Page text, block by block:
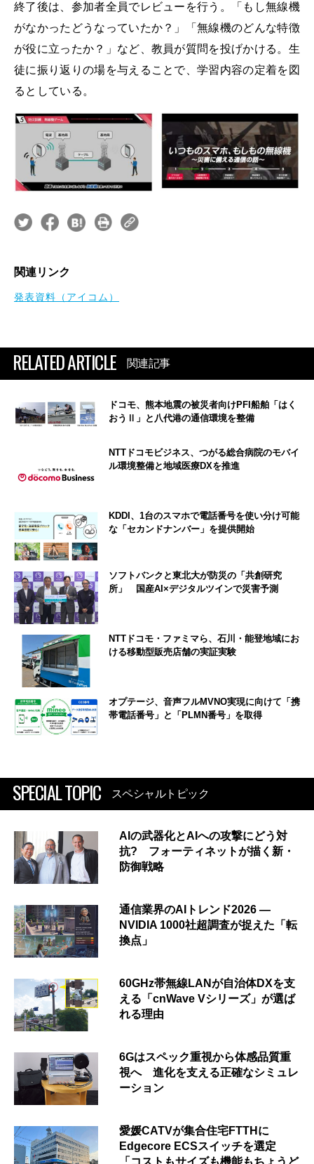
終了後は、参加者全員でレビューを行う。「もし無線機
がなかったどうなっていたか？」「無線機のどんな特徴
が役に立ったか？」など、教員が質問を投げかける。生
徒に振り返りの場を与えることで、学習内容の定着を図
るとしている。
関連リンク
発表資料（アイコム）
RELATED ARTICLE 関連記事
ドコモ、熊本地震の被災者向けPFI船舶「はく
おうⅡ」と八代港の通信環境を整備
NTTドコモビジネス、つがる総合病院のモバイ
ル環境整備と地域医療DXを推進
KDDI、1台のスマホで電話番号を使い分け可能
な「セカンドナンバー」を提供開始
ソフトバンクと東北大が防災の「共創研究
所」 国産AI×デジタルツインで災害予測
NTTドコモ・ファミマら、石川・能登地域にお
ける移動型販売店舗の実証実験
オプテージ、音声フルMVNO実現に向けて「携
帯電話番号」と「PLMN番号」を取得
SPECIAL TOPIC スペシャルトピック
AIの武器化とAIへの攻撃にどう対
抗? フォーティネットが描く新・
防御戦略
通信業界のAIトレンド2026 ―
NVIDIA 1000社超調査が捉えた「転
換点」
60GHz帯無線LANが自治体DXを支
える「cnWave Vシリーズ」が選ば
れる理由
6Gはスペック重視から体感品質重
視へ 進化を支える正確なシミュレ
ーション
愛媛CATVが集合住宅FTTHに
Edgecore ECSスイッチを選定
「コストもサイズも機能もちょうど